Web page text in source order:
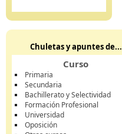
Chuletas y apuntes de...
Curso
Primaria
Secundaria
Bachillerato y Selectividad
Formación Profesional
Universidad
Oposición